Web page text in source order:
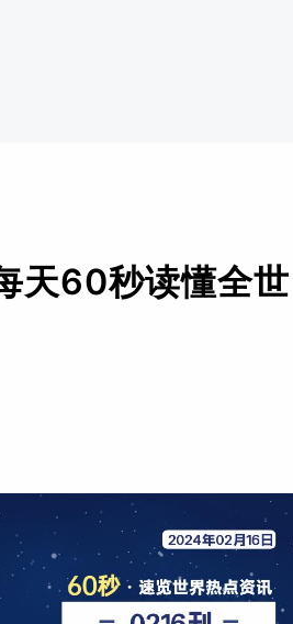
天60秒读懂全世